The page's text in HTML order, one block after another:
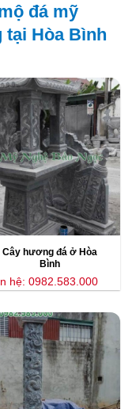
đá mỹ
tại Hòa Bình
Cây hương đá ở Hòa
Bình
hệ: 0982.583.000